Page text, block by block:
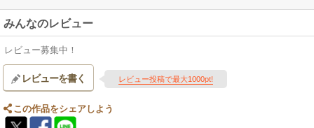
みんなのレビュー
レビュー募集中！
レビューを書く レビュー投稿で最大1000pt!
この作品をシェアしよう